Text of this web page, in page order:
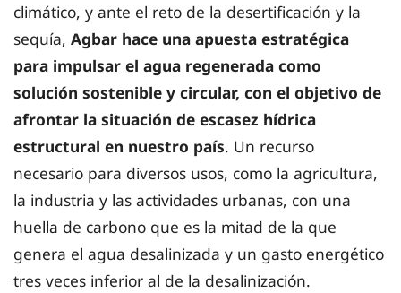
climático, y ante el reto de la desertificación y la
sequía, Agbar hace una apuesta estratégica
para impulsar el agua regenerada como
solución sostenible y circular, con el objetivo de
afrontar la situación de escasez hídrica
estructural en nuestro país. Un recurso
necesario para diversos usos, como la agricultura,
la industria y las actividades urbanas, con una
huella de carbono que es la mitad de la que
genera el agua desalinizada y un gasto energético
tres veces inferior al de la desalinización.